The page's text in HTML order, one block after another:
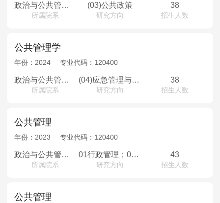
考试真题
报考经验 招生简章
政治与公共管理学院
所属院系
(03)公共政策
研究方向
38
招生人数
公共管理学
年份： 2024 专业代码： 120400
政治与公共管理学院
所属院系
(04)应急管理与国家安全
研究方向
38
招生人数
公共管理
年份： 2023 专业代码： 120400
政治与公共管理学院
所属院系
01行政管理；02社会保障；03公共政策；04西北边疆治理与国家安全；
研究方向
43
招生人数
公共管理